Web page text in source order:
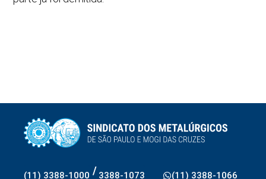
(11) 3388-1000 / 3388-1073 (11) 3388-1066